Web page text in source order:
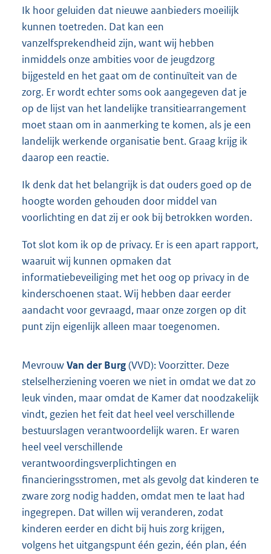
Ik hoor geluiden dat nieuwe aanbieders moeilijk
kunnen toetreden. Dat kan een
vanzelfsprekendheid zijn, want wij hebben
inmiddels onze ambities voor de jeugdzorg
bijgesteld en het gaat om de continuïteit van de
zorg. Er wordt echter soms ook aangegeven dat je
op de lijst van het landelijke transitiearrangement
moet staan om in aanmerking te komen, als je een
landelijk werkende organisatie bent. Graag krijg ik
daarop een reactie.
Ik denk dat het belangrijk is dat ouders goed op de
hoogte worden gehouden door middel van
voorlichting en dat zij er ook bij betrokken worden.
Tot slot kom ik op de privacy. Er is een apart rapport,
waaruit wij kunnen opmaken dat
informatiebeveiliging met het oog op privacy in de
kinderschoenen staat. Wij hebben daar eerder
aandacht voor gevraagd, maar onze zorgen op dit
punt zijn eigenlijk alleen maar toegenomen.
MevrouwVan der Burg(VVD): Voorzitter. Deze
stelselherziening voeren we niet in omdat we dat zo
leuk vinden, maar omdat de Kamer dat noodzakelijk
vindt, gezien het feit dat heel veel verschillende
bestuurslagen verantwoordelijk waren. Er waren
heel veel verschillende
verantwoordingsverplichtingen en
financieringsstromen, met als gevolg dat kinderen te
zware zorg nodig hadden, omdat men te laat had
ingegrepen. Dat willen wij veranderen, zodat
kinderen eerder en dicht bij huis zorg krijgen,
volgens het uitgangspunt één gezin, één plan, één